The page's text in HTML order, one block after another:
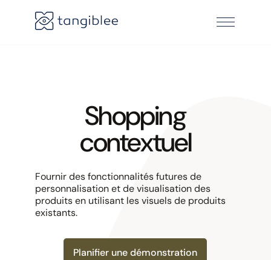
Shopping
contextuel
Fournir des fonctionnalités futures de
personnalisation et de visualisation des
produits en utilisant les visuels de produits
existants.
Planifier une démonstration